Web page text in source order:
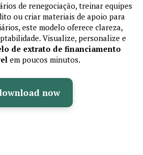
de renegociação, treinar equipes
ou criar materiais de apoio para
este modelo oferece clareza,
Visualize, personalize e
de extrato de financiamento
em poucos minutos.
now